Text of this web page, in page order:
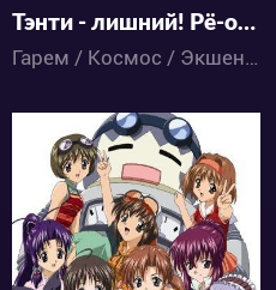
Тэнти - лишний! Рё-о-ки
Гарем / Космос / Экшен / Комедия / Приключения / Сёнэн / Фантастика / Фэнтези / Этти / Аниме
4469